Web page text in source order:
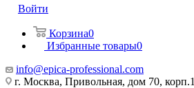
Войти
Корзина0
Избранные товары0
info@epica-professional.com
г. Москва, Привольная, дом 70, корп.1